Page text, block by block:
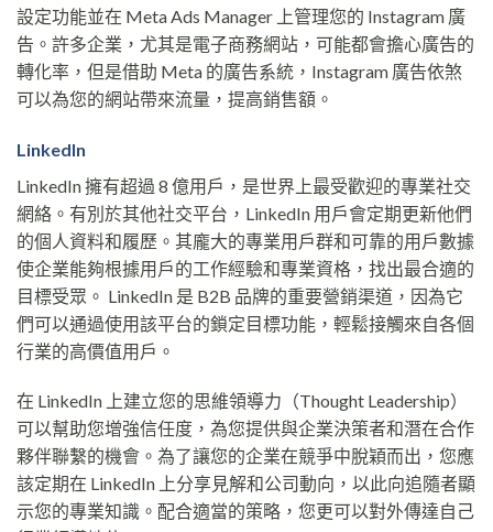
設定功能並在 Meta Ads Manager 上管理您的 Instagram 廣
告。許多企業，尤其是電子商務網站，可能都會擔心廣告的
轉化率，但是借助 Meta 的廣告系統，Instagram 廣告依煞
可以為您的網站帶來流量，提高銷售額。
LinkedIn
LinkedIn 擁有超過 8 億用戶，是世界上最受歡迎的專業社交
網絡。有別於其他社交平台，LinkedIn 用戶會定期更新他們
的個人資料和履歷。其龐大的專業用戶群和可靠的用戶數據
使企業能夠根據用戶的工作經驗和專業資格，找出最合適的
目標受眾。 LinkedIn 是 B2B 品牌的重要營銷渠道，因為它
們可以通過使用該平台的鎖定目標功能，輕鬆接觸來自各個
行業的高價值用戶。
在 LinkedIn 上建立您的思維領導力（Thought Leadership）
可以幫助您增強信任度，為您提供與企業決策者和潛在合作
夥伴聯繫的機會。為了讓您的企業在競爭中脫穎而出，您應
該定期在 LinkedIn 上分享見解和公司動向，以此向追隨者顯
示您的專業知識。配合適當的策略，您更可以對外傳達自己